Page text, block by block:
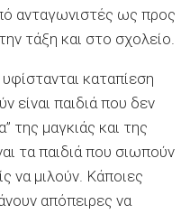
ανταγωνιστές ως προς
τάξη και στο σχολείο.
καταπίεση
είναι παιδιά που δεν
της μαγκιάς και της
τα παιδιά που σιωπούν
να μιλούν. Κάποιες
απόπειρες να